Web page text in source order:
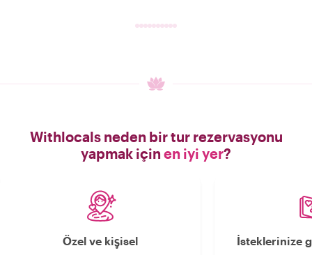
Withlocals neden bir tur rezervasyonu
yapmak için en iyi yer?
Özel ve kişisel İsteklerinize